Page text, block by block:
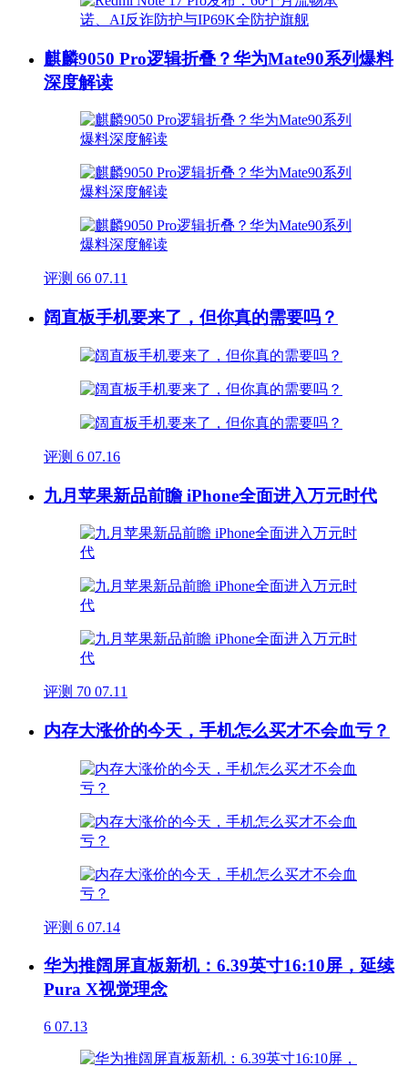
麒麟9050 Pro逻辑折叠？华为Mate90系列爆料
深度解读
评测 66 07.11
阔直板手机要来了，但你真的需要吗？
评测 6 07.16
九月苹果新品前瞻 iPhone全面进入万元时代
评测 70 07.11
内存大涨价的今天，手机怎么买才不会血亏？
评测 6 07.14
华为推阔屏直板新机：6.39英寸16:10屏，延续
Pura X视觉理念
6 07.13